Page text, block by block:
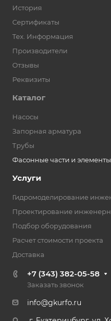
История
Сертификаты
Тех. Информация
Производители
Отзывы
Реквизиты
Каталог
Насосы
Запорная арматура
Трубы
Фасонные части и
Услуги
Гидромоделирование
Проектирование
Подбор оборудования
Расчет стоимости проекта
Доставка
+7 (343) 382-05-58
Заказать звонок
info@gkurfo.ru